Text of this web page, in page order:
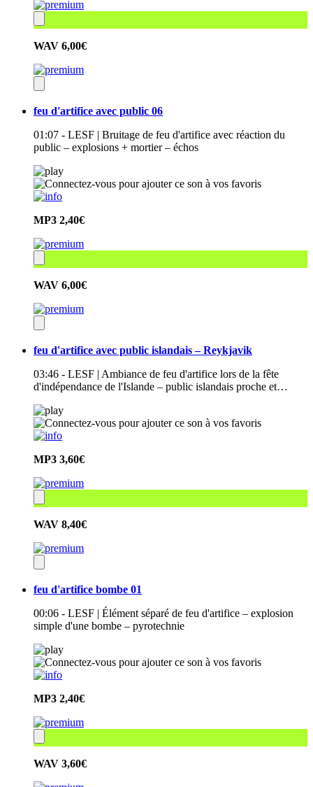
WAV 6,00€
feu d'artifice avec public 06
01:07 - LESF | Bruitage de feu d'artifice avec réaction du
public – explosions + mortier – échos
MP3 2,40€
WAV 6,00€
feu d'artifice avec public islandais – Reykjavik
03:46 - LESF | Ambiance de feu d'artifice lors de la fête
d'indépendance de l'Islande – public islandais proche et…
MP3 3,60€
WAV 8,40€
feu d'artifice bombe 01
00:06 - LESF | Élément séparé de feu d'artifice – explosion
simple d'une bombe – pyrotechnie
MP3 2,40€
WAV 3,60€